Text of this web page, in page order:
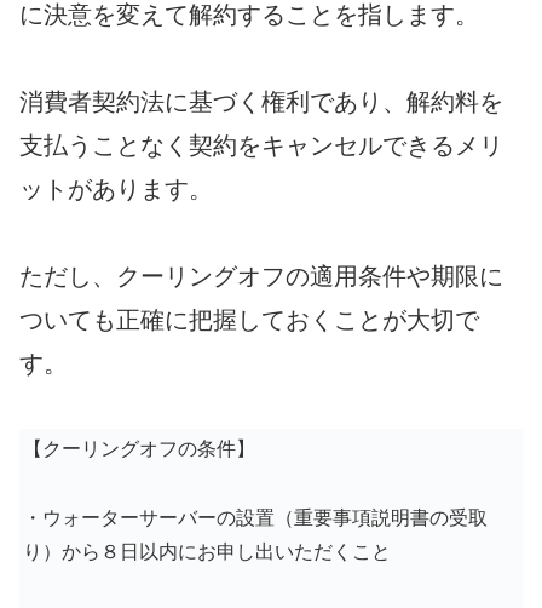
に決意を変えて解約することを指します。
消費者契約法に基づく権利であり、解約料を
支払うことなく契約をキャンセルできるメリ
ットがあります。
ただし、クーリングオフの適用条件や期限に
ついても正確に把握しておくことが大切で
す。
【クーリングオフの条件】
・ウォーターサーバーの設置（重要事項説明書の受取
り）から８日以内にお申し出いただくこと